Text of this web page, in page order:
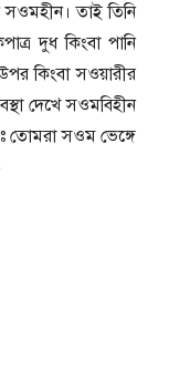
তাই তিনি
দুধ কিংবা পানি
কিংবা সওয়ারীর
দেখে সওমবিহীন
সওম ভেঙ্গে